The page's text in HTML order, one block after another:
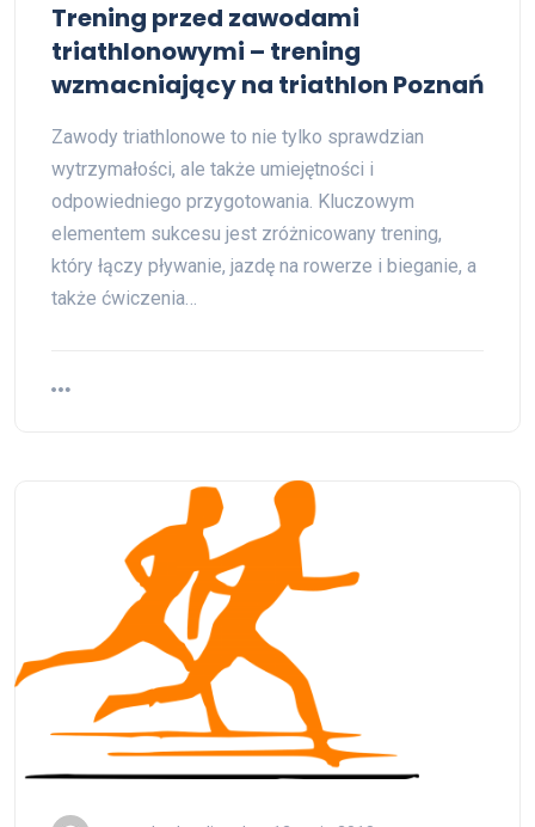
Trening przed zawodami
triathlonowymi – trening
wzmacniający na triathlon Poznań
Zawody triathlonowe to nie tylko sprawdzian
wytrzymałości, ale także umiejętności i
odpowiedniego przygotowania. Kluczowym
elementem sukcesu jest zróżnicowany trening,
który łączy pływanie, jazdę na rowerze i bieganie, a
także ćwiczenia…